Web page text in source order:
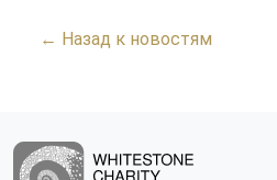
← Назад к новостям